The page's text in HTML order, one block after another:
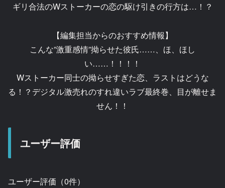
ギリ合法のWストーカーの恋の駆け引きの行方は…！？
【編集担当からのおすすめ情報】
こんな”激重感情”拗らせた彼氏……、ほ、ほし
い……！！！！
Wストーカー同士の拗らせすぎた恋、ラストはどうな
る！？デジタル激売れのすれ違いラブ最終巻、目が離せま
せん！！
ユーザー評価
ユーザー評価（0件）